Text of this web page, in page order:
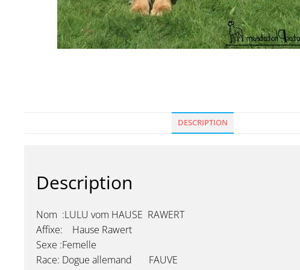
DESCRIPTION
Description
Nom :LULU vom HAUSE RAWERT
Affixe: Hause Rawert
Sexe :Femelle
Race: Dogue allemand FAUVE